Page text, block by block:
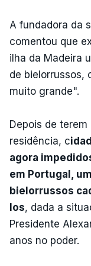
A fundadora da
comentou que
ilha da Madeira
de bielorrussos,
muito grande".
Depois de
residência, c
agora
em Portugal,
bielorrussos
los, dada a
Presidente
anos no poder.